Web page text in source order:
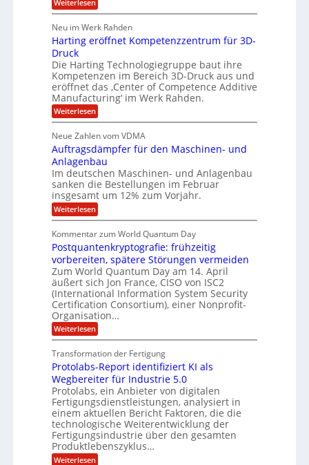
e
ä
l
t
6
5
M
i
l
l
i
o
n
e
n
U
S
-
D
o
l
l
a
r
l
e
s
E
g
i
n
e
e
r
i
n
g
f
ü
r
M
E
A
u
n
d
L
a
t
e
i
n
a
m
e
r
i
k
a
r
i
n
V
r
s
i
o
n
3
.
2
u
p
ü
b
e
n
i
m
m
t
A
p
s
o
l
u
t
Weiterlesen
T
o
m
S
a
u
e
r
e
s
i
w
i
r
d
C
h
i
e
f
C
u
s
t
o
m
e
r
O
ff
i
c
e
r
Neu im Werk Rahden
Harting eröffnet Kompetenzzentrum für 3D-
Druck
Die Harting Technologiegruppe baut ihre
Kompetenzen im Bereich 3D-Druck aus und
eröffnet das ‚Center of Competence Additive
Manufacturing‘ im Werk Rahden.
Weiterlesen:
H
r
t
i
n
g
e
r
ö
f
n
e
t
K
o
m
p
e
t
e
n
z
z
n
t
r
u
m
f
ü
r
3
D
Neue Zahlen vom VDMA
Auftragsdämpfer für den Maschinen- und
Anlagenbau
Im deutschen Maschinen- und Anlagenbau
sanken die Bestellungen im Februar
insgesamt um 12% zum Vorjahr.
Weiterlesen:
A
f
t
r
a
g
s
d
ä
m
p
f
e
r
ü
r
d
e
n
M
a
s
c
h
Kommentar zum World Quantum Day
Postquantenkryptografie: frühzeitig
vorbereiten, spätere Störungen vermeiden
Zum World Quantum Day am 14. April
äußert sich Jon France, CISO von ISC2
(International Information System Security
Certification Consortium), einer Nonprofit-
Organisation…
Weiterlesen:
P
s
t
q
u
a
n
t
e
n
k
r
Transformation der Fertigung
Protolabs-Report identifiziert KI als
Wegbereiter für Industrie 5.0
Protolabs, ein Anbieter von digitalen
Fertigungsdienstleistungen, analysiert in
einem aktuellen Bericht Faktoren, die die
technologische Weiterentwicklung der
Fertigungsindustrie über den gesamten
Produktlebenszyklus…
Weiterlesen: